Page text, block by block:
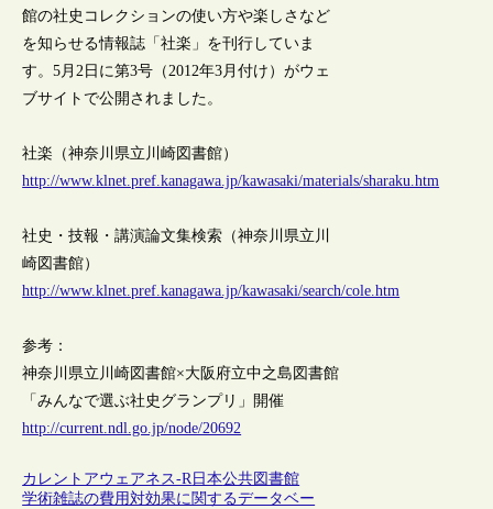
館の社史コレクションの使い方や楽しさなど
を知らせる情報誌「社楽」を刊行していま
す。5月2日に第3号（2012年3月付け）がウェ
ブサイトで公開されました。
社楽（神奈川県立川崎図書館）
http://www.klnet.pref.kanagawa.jp/kawasaki/materials/sharaku.htm
社史・技報・講演論文集検索（神奈川県立川
崎図書館）
http://www.klnet.pref.kanagawa.jp/kawasaki/search/cole.htm
参考：
神奈川県立川崎図書館×大阪府立中之島図書館
「みんなで選ぶ社史グランプリ」開催
http://current.ndl.go.jp/node/20692
カレントアウェアネス-R日本公共図書館
学術雑誌の費用対効果に関するデータベー